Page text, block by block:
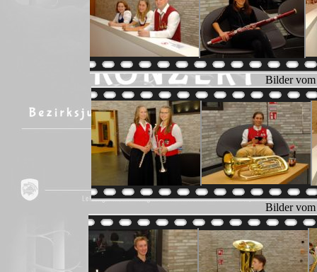
Bilder vom
Bilder vom